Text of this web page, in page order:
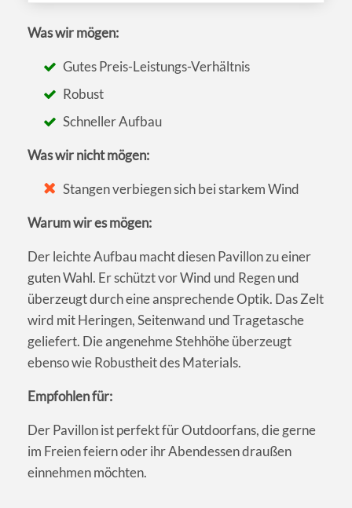
Was wir mögen:
Gutes Preis-Leistungs-Verhältnis
Robust
Schneller Aufbau
Was wir nicht mögen:
Stangen verbiegen sich bei starkem Wind
Warum wir es mögen:
Der leichte Aufbau macht diesen Pavillon zu einer
guten Wahl. Er schützt vor Wind und Regen und
überzeugt durch eine ansprechende Optik. Das Zelt
wird mit Heringen, Seitenwand und Tragetasche
geliefert. Die angenehme Stehhöhe überzeugt
ebenso wie Robustheit des Materials.
Empfohlen für:
Der Pavillon ist perfekt für Outdoorfans, die gerne
im Freien feiern oder ihr Abendessen draußen
einnehmen möchten.